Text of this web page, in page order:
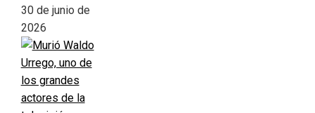
30 de junio de
2026